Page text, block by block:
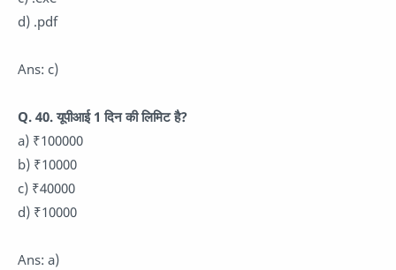
d) .pdf
Ans: c)
Q. 40. यूपीआई 1 दिन की लिमिट है?
a) ₹100000
b) ₹10000
c) ₹40000
d) ₹10000
Ans: a)